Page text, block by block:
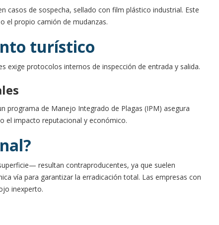
casos de sospecha, sellado con film plástico industrial. Este
el propio camión de mudanzas.
turístico
exige protocolos internos de inspección de entrada y salida.
programa de Manejo Integrado de Plagas (IPM) asegura
el impacto reputacional y económico.
resultan contraproducentes, ya que suelen
vía para garantizar la erradicación total. Las empresas con
inexperto.